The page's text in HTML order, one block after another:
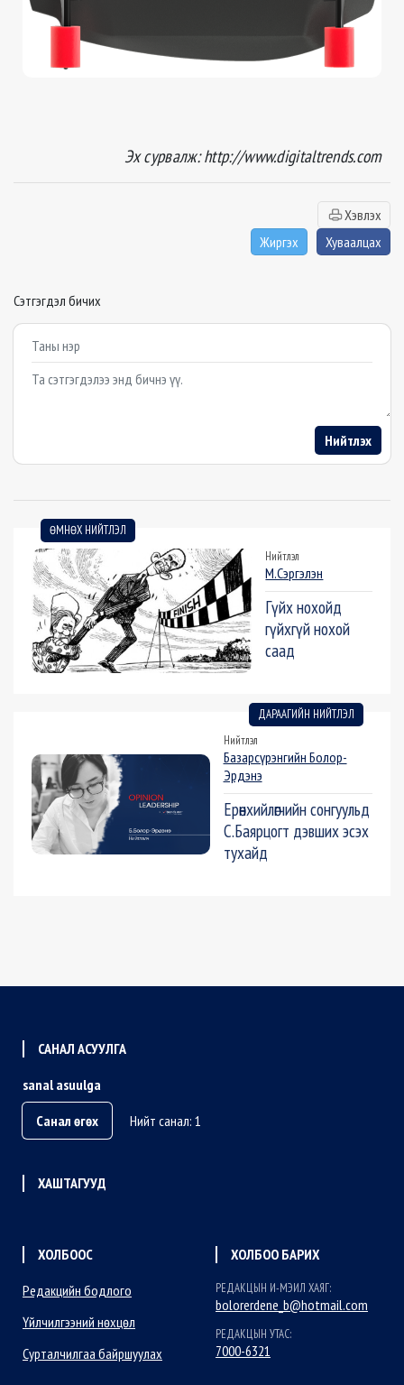
Эх сурвалж: http://www.digitaltrends.com
Хэвлэх
Жиргэх
Хуваалцах
Сэтгэгдэл бичих
Example textarea
Нийтлэх
ӨМНӨХ НИЙТЛЭЛ
Нийтлэл
М.Сэргэлэн
Гүйх нохойд
гүйхгүй нохой
саад
ДАРААГИЙН НИЙТЛЭЛ
Нийтлэл
Базарсүрэнгийн Болор-
Эрдэнэ
Ерөнхийлөгчийн сонгуульд
С.Баярцогт дэвших эсэх
тухайд
САНАЛ АСУУЛГА
sanal asuulga
Санал өгөх
Нийт санал: 1
ХАШТАГУУД
ХОЛБООС
Редакцийн бодлого
Үйлчилгээний нөхцөл
Сурталчилгаа байршуулах
ХОЛБОО БАРИХ
РЕДАКЦЫН И-МЭИЛ ХАЯГ:
bolorerdene_b@hotmail.com
РЕДАКЦЫН УТАС:
7000-6321